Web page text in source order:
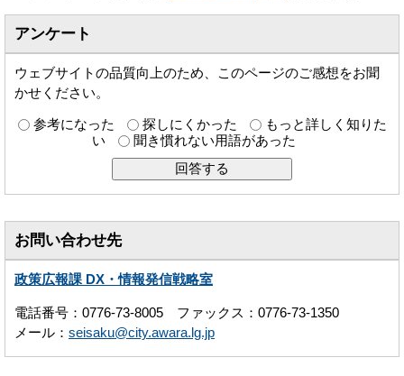
アンケート
ウェブサイトの品質向上のため、このページのご感想をお聞
かせください。
参考になった 探しにくかった
もっと詳しく知りた
い
聞き慣れない用語があった
お問い合わせ先
政策広報課 DX・情報発信戦略室
電話番号：0776-73-8005 ファックス：0776-73-1350
メール： seisaku@city.awara.lg.jp